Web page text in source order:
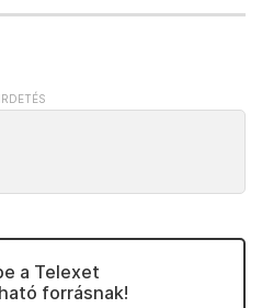
a Telexet
forrásnak!